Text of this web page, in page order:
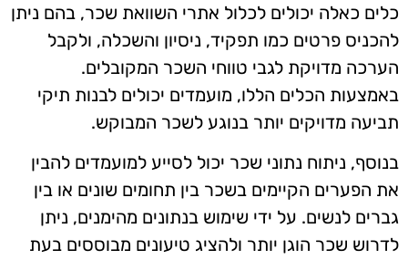
כלים כאלה יכולים לכלול אתרי השוואת שכר, בהם ניתן
להכניס פרטים כמו תפקיד, ניסיון והשכלה, ולקבל
הערכה מדויקת לגבי טווחי השכר המקובלים.
באמצעות הכלים הללו, מועמדים יכולים לבנות תיקי
תביעה מדויקים יותר בנוגע לשכר המבוקש.
בנוסף, ניתוח נתוני שכר יכול לסייע למועמדים להבין
את הפערים הקיימים בשכר בין תחומים שונים או בין
גברים לנשים. על ידי שימוש בנתונים מהימנים, ניתן
לדרוש שכר הוגן יותר ולהציג טיעונים מבוססים בעת